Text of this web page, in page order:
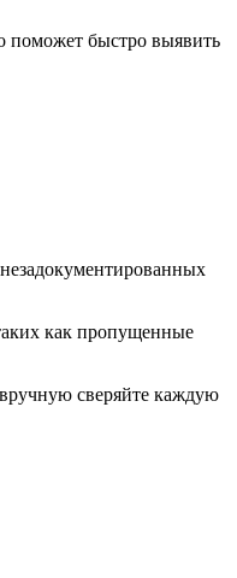
поможет быстро выявить
как пропущенные
сверяйте каждую